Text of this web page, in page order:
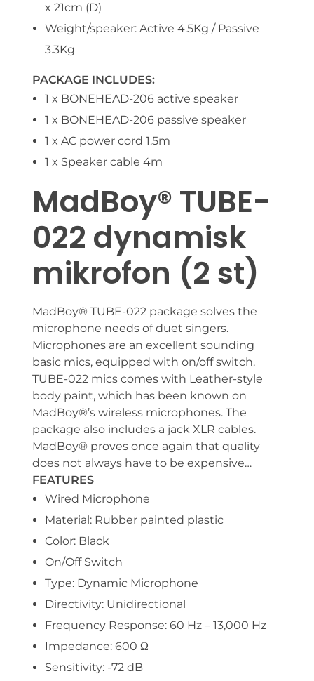
x 21cm (D)
Weight/speaker: Active 4.5Kg / Passive
3.3Kg
PACKAGE INCLUDES:
1 x BONEHEAD-206 active speaker
1 x BONEHEAD-206 passive speaker
1 x AC power cord 1.5m
1 x Speaker cable 4m
MadBoy® TUBE-
022 dynamisk
mikrofon (2 st)
MadBoy® TUBE-022 package solves the
microphone needs of duet singers.
Microphones are an excellent sounding
basic mics, equipped with on/off switch.
TUBE-022 mics comes with Leather-style
body paint, which has been known on
MadBoy®’s wireless microphones. The
package also includes a jack XLR cables.
MadBoy® proves once again that quality
does not always have to be expensive…
FEATURES
Wired Microphone
Material: Rubber painted plastic
Color: Black
On/Off Switch
Type: Dynamic Microphone
Directivity: Unidirectional
Frequency Response: 60 Hz – 13,000 Hz
Impedance: 600 Ω
Sensitivity: -72 dB